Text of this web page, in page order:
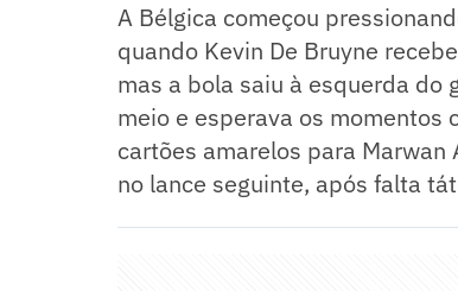
A Bélgica começou
quando Kevin De Bruyne
mas a bola saiu à esquerda do
meio e esperava os momentos
cartões amarelos para
no lance seguinte, após falta